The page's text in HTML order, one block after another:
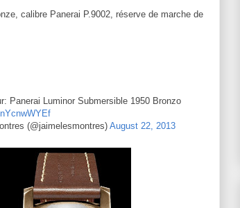
calibre Panerai P.9002, réserve de marche de
Panerai Luminor Submersible 1950 Bronzo
(@jaimelesmontres) August 22, 2013